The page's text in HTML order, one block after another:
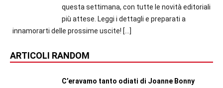
questa settimana, con tutte le novità editoriali
più attese. Leggi i dettagli e preparati a
innamorarti delle prossime uscite! […]
ARTICOLI RANDOM
C’eravamo tanto odiati di Joanne Bonny